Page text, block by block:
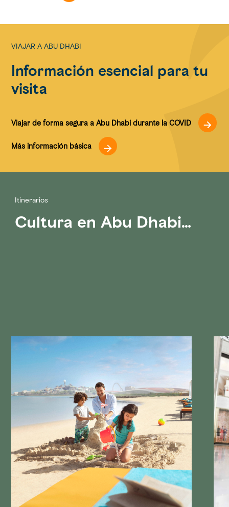
VIAJAR A ABU DHABI
Información esencial para tu
visita
Viajar de forma segura a Abu Dhabi durante la COVID
Más información básica
Itinerarios
Cultura en Abu Dhabi…